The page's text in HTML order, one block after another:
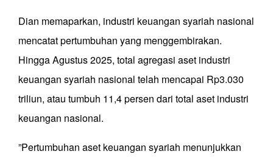
Dian memaparkan, industri keuangan syariah nasional
mencatat pertumbuhan yang menggembirakan.
Hingga Agustus 2025, total agregasi aset industri
keuangan syariah nasional telah mencapai Rp3.030
triliun, atau tumbuh 11,4 persen dari total aset industri
keuangan nasional.
”Pertumbuhan aset keuangan syariah menunjukkan